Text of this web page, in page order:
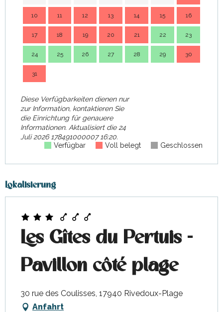
10 11 12 13 14 15 16
17 18 19 20 21 22 23
24 25 26 27 28 29 30
31
Diese Verfügbarkeiten dienen nur
zur Information, kontaktieren Sie
die Einrichtung für genauere
Informationen. Aktualisiert die24
Juli 2026 178491000007 16:20.
Verfügbar
Voll belegt Geschlossen
Lokalisierung
Les Gîtes du Pertuis -
Pavillon côté plage
30 rue des Coulisses, 17940 Rivedoux-Plage
Anfahrt